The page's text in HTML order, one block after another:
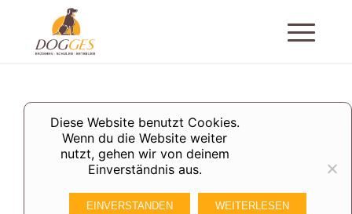
Diese Website benutzt Cookies.
Wenn du die Website weiter
nutzt, gehen wir von deinem
Einverständnis aus.
EINVERSTANDEN WEITERLESEN